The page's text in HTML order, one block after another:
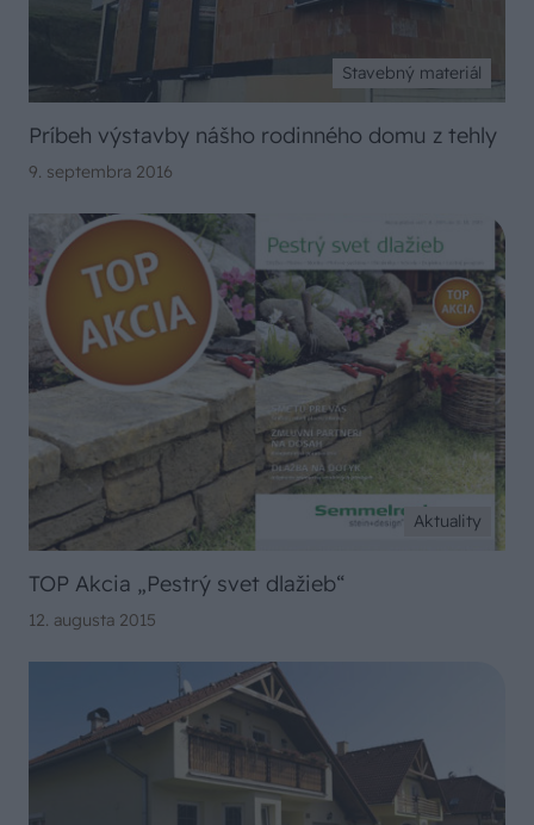
Stavebný materiál
Príbeh výstavby nášho rodinného domu z tehly
9. septembra 2016
Aktuality
TOP Akcia „Pestrý svet dlažieb“
12. augusta 2015